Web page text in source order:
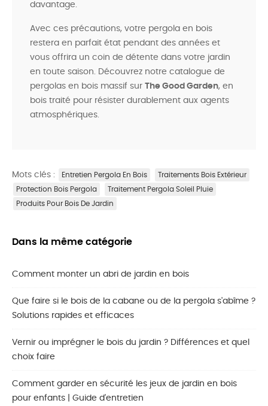
davantage.
Avec ces précautions, votre pergola en bois
restera en parfait état pendant des années et
vous offrira un coin de détente dans votre jardin
en toute saison. Découvrez notre catalogue de
pergolas en bois massif sur The Good Garden, en
bois traité pour résister durablement aux agents
atmosphériques.
Mots clés : Entretien Pergola En Bois
Traitements Bois Extérieur
Protection Bois Pergola
Traitement Pergola Soleil Pluie
Produits Pour Bois De Jardin
Dans la même catégorie
Comment monter un abri de jardin en bois
Que faire si le bois de la cabane ou de la pergola s'abîme ?
Solutions rapides et efficaces
Vernir ou imprégner le bois du jardin ? Différences et quel
choix faire
Comment garder en sécurité les jeux de jardin en bois
pour enfants | Guide d'entretien